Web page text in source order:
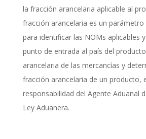
la fracción arancelaria aplicable al
fracción arancelaria es un
para identificar las NOMs aplicables
punto de entrada al país del
arancelaria de las mercancías y
fracción arancelaria de un producto,
responsabilidad del Agente Aduanal
Ley Aduanera.